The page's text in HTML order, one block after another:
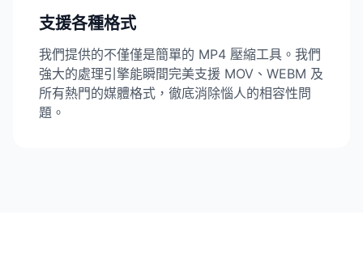
支援各種格式
我們提供的不僅僅是簡單的 MP4 壓縮工具。我們
強大的處理引擎能瞬間完美支援 MOV、WEBM 及
所有熱門的媒體格式，徹底消除惱人的相容性問
題。